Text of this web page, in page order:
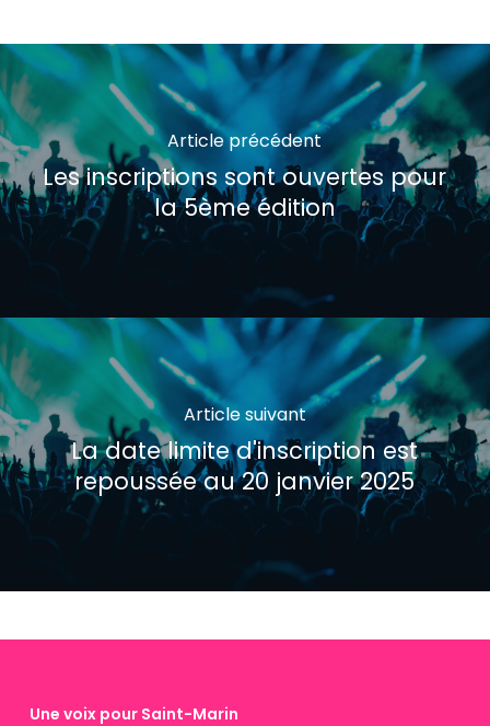
Article précédent
Les inscriptions sont ouvertes pour
la 5ème édition
Article suivant
La date limite d'inscription est
repoussée au 20 janvier 2025
Une voix pour Saint-Marin